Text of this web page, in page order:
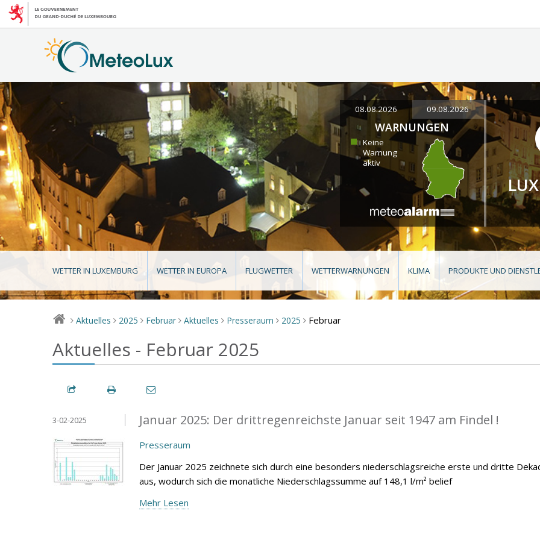
08.08.2026 09.08.2026
WARNUNGEN
Keine
Warnung
aktiv
WETTER IN LUXEMBURG WETTER IN EUROPA FLUGWETTER WETTERWARNUNGEN KLIMA PRODUKTE UND
> Aktuelles > 2025 > Februar > Aktuelles > Presseraum > 2025 > Februar
Aktuelles - Februar 2025
Januar 2025: Der drittregenreichste Januar seit 1947 am Findel !
3-02-2025
Presseraum
Der Januar 2025 zeichnete sich durch eine besonders niederschlagsreiche erste und dritte
aus, wodurch sich die monatliche Niederschlagssumme auf 148,1 l/m² belief
Mehr Lesen